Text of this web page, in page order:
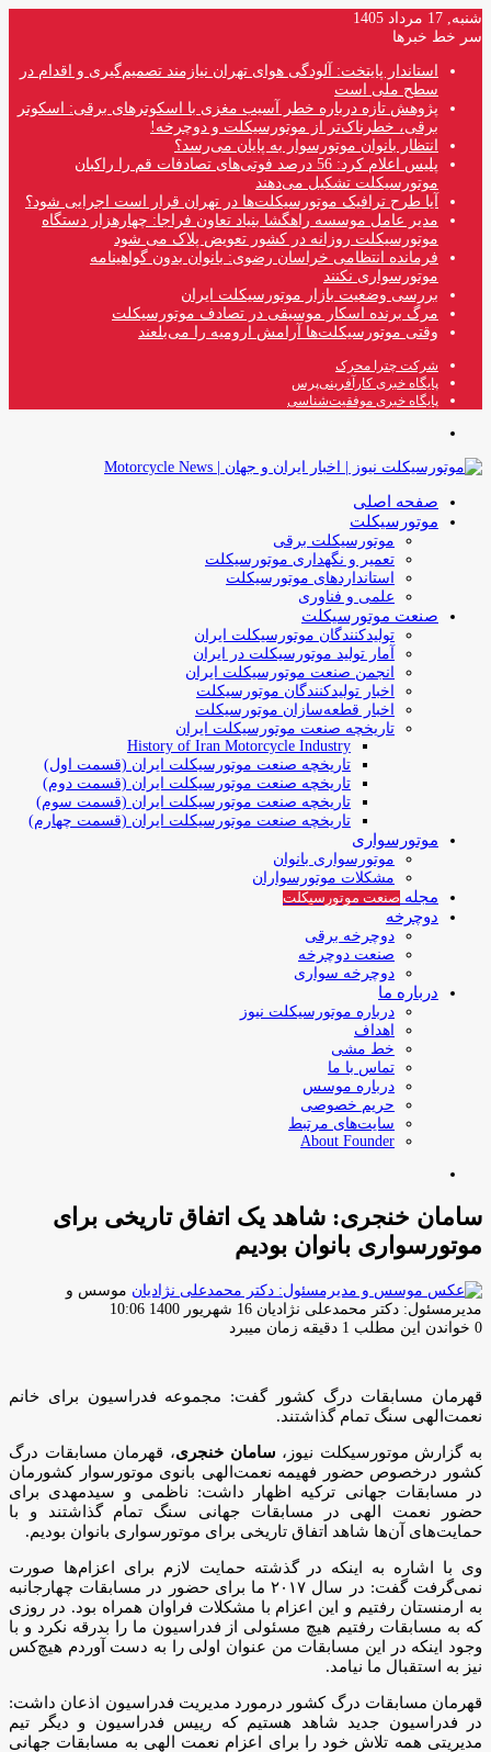
شنبه, 17 مرداد 1405
سر خط خبرها
استاندار پایتخت: آلودگی هوای تهران نیازمند تصمیم‌گیری و اقدام در
سطح ملی است
پژوهش تازه درباره خطر آسیب مغزی با اسکوترهای برقی: اسکوتر
برقی، خطرناک‌تر از موتورسیکلت و دوچرخه!
انتظار بانوان موتورسوار به پایان می‌رسد؟
پلیس اعلام کرد: 56 درصد فوتی‌های تصادفات قم را راکبان
موتورسیکلت تشکیل می‌دهند
آیا طرح ترافیک موتورسیکلت‌ها در تهران قرار است اجرایی شود؟
مدیر عامل موسسه راهگشا بنیاد تعاون فراجا: چهارهزار دستگاه
موتورسیکلت روزانه در کشور تعویض پلاک می شود
فرمانده انتظامی خراسان رضوی: بانوان بدون گواهینامه
موتورسواری نکنند
بررسی وضعیت بازار موتورسیکلت ایران
مرگ برنده اسکار موسیقی در تصادف موتورسیکلت
وقتی موتورسیکلت‌ها آرامش ارومیه را می‌بلعند
شرکت چترا محرک
پایگاه خبری کارآفرینی‌پرس
پایگاه خبری موفقیت‌شناسی
صفحه اصلی
موتورسیکلت
موتورسیکلت برقی
تعمیر و نگهداری موتورسیکلت
استانداردهای موتورسیکلت
علمی و فناوری
صنعت موتورسیکلت
تولیدکنندگان موتورسیکلت ایران
آمار تولید موتورسیکلت در ایران
انجمن صنعت موتورسیکلت ایران
اخبار تولیدکنندگان موتورسیکلت
اخبار قطعه‌سازان موتورسیکلت
تاریخچه صنعت موتورسیکلت ایران
History of Iran Motorcycle Industry
تاریخچه صنعت موتورسیکلت ایران (قسمت اول)
تاریخچه صنعت موتورسیکلت ایران (قسمت دوم)
تاریخچه صنعت موتورسیکلت ایران (قسمت سوم)
تاریخچه صنعت موتورسیکلت ایران (قسمت چهارم)
موتورسواری
موتورسواری بانوان
مشکلات موتورسواران
مجله صنعت موتورسیکلت
دوچرخه
دوچرخه برقی
صنعت دوچرخه
دوچرخه سواری
درباره ما
درباره موتورسیکلت نیوز
اهداف
خط مشی
تماس با ما
درباره موسس
حریم خصوصی
سایت‌های مرتبط
About Founder
سامان خنجری: شاهد یک اتفاق تاریخی برای
موتورسواری بانوان بودیم
موسس و
مدیرمسئول: دکتر محمدعلی نژادیان ارسال
ایمیل
16 شهریور 1400 10:06
0 خواندن این مطلب 1 دقیقه زمان میبرد
قهرمان مسابقات درگ کشور گفت: مجموعه فدراسیون برای خانم
نعمت‌الهی سنگ تمام گذاشتند.
به گزارش موتورسیکلت نیوز، سامان خنجری، قهرمان مسابقات درگ
کشور درخصوص حضور فهیمه نعمت‌الهی بانوی موتورسوار کشورمان
در مسابقات جهانی ترکیه اظهار داشت: ناظمی و سیدمهدی برای
حضور نعمت الهی در مسابقات جهانی سنگ تمام گذاشتند و با
حمایت‌های آن‌ها شاهد اتفاق تاریخی برای موتورسواری بانوان بودیم.
وی با اشاره به اینکه در گذشته حمایت لازم برای اعزام‌ها صورت
نمی‌گرفت گفت: در سال ۲۰۱۷ ما برای حضور در مسابقات چهارجانبه
به ارمنستان رفتیم و این اعزام با مشکلات فراوان همراه بود. در روزی
که به مسابقات رفتیم هیچ مسئولی از فدراسیون ما را بدرقه نکرد و با
وجود اینکه در این مسابقات من عنوان اولی را به دست آوردم هیچ‌کس
نیز به استقبال ما نیامد.
قهرمان مسابقات درگ کشور درمورد مدیریت فدراسیون اذعان داشت:
در فدراسیون جدید شاهد هستیم که رییس فدراسیون و دیگر تیم
مدیریتی همه تلاش خود را برای اعزام نعمت الهی به مسابقات جهانی